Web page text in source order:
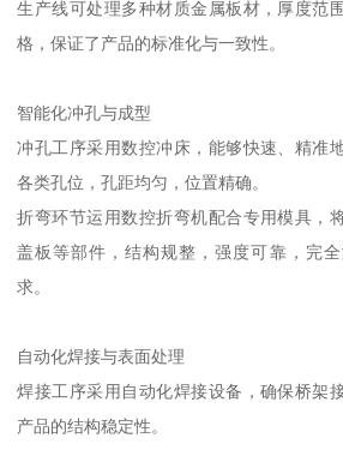
生产线可处理多种材质金属板材，厚度范
格，保证了产品的标准化与一致性。
智能化冲孔与成型
冲孔工序采用数控冲床，能够快速、精准
各类孔位，孔距均匀，位置精确。
折弯环节运用数控折弯机配合专用模具，
盖板等部件，结构规整，强度可靠，完
求。
自动化焊接与表面处理
焊接工序采用自动化焊接设备，确保桥架
产品的结构稳定性。